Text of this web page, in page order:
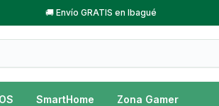
🚚 Envío GRATIS en Ibagué
SmartHome Zona Gamer